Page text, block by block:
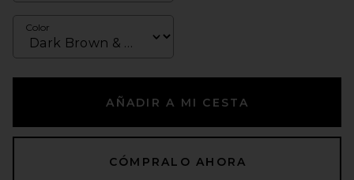
Color
AÑADIR A MI CESTA
CÓMPRALO AHORA